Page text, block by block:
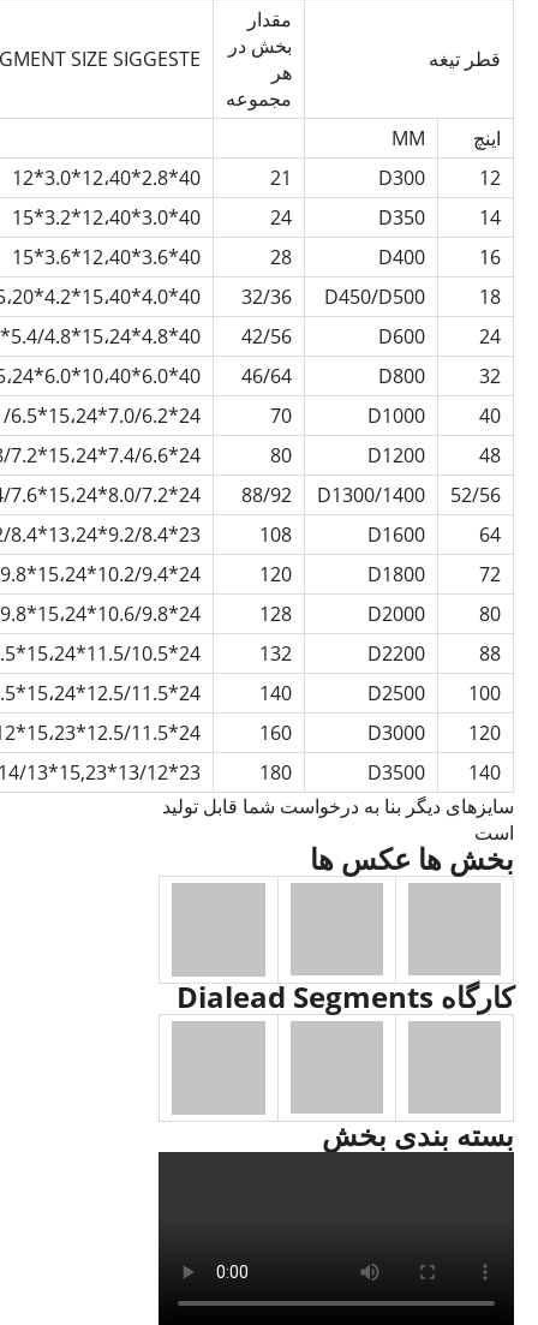
قطر تیغه
مقدار
بخش در
هر
مجموعه
SIZE SIGGESTE
اینچ
MM
12
D300
21
40*2.8*12،40*3.0*12
14
D350
24
40*3.0*12،40*3.2*15
16
D400
28
40*3.6*12،40*3.6*15
18
D450/D500
32/36
40*4.0*15،40*4.2*15،20*4.0*15
24
D600
42/56
40*4.8*15،24*5.4/4.8*15
32
D800
46/64
40*6.0*10،40*6.0*15،24*6.1/5.5*15
40
D1000
70
24*7.0/6.2*15،24*7.1/6.5*15
48
D1200
80
24*7.4/6.6*15،24*7.8/7.2*15،23*7.5/6.5*13،24*7.4/6.6*20،24*8.5*15
52/56
D1300/1400
88/92
24*8.0/7.2*15،24*8.4/7.6*15،24*8.8/8.0*15،24*8.4/7.6*20،24*9.0*15
64
D1600
108
23*9.2/8.4*13،24*9.2/8.4*15،24*9.6/8.8*15،24*9.2/8.4*20،24*10*15
72
D1800
120
24*10.2/9.4*15،24*10.6/9.8*15،24*10.6/9.8*20،24*11*15
80
D2000
128
24*10.6/9.8*15،24*10.6/9.8*20،24*11/10*20،24*12*15
88
D2200
132
24*11.5/10.5*15،24*11.5/10.5*20،23*14/13*15،24*14/13*20
100
D2500
140
24*12.5/11.5*15،24*12.5/11.5*20،23*13/12*15،24*12.5/11.5*25
120
D3000
160
24*12.5/11.5*15،23*13/12*15،24*12.5/11.5*20،23*12.5/11.5*15،24*13.5/12.5*25
140
D3500
180
23*13/12*15,23*14/13*15,24*14/13*20,24*13.5/12.5*25
سایزهای دیگر بنا به درخواست شما قابل تولید
است
بخش ها عکس ها
کارگاه Dialead Segments
بسته بندی بخش